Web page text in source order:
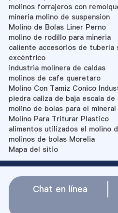
molinos forrajeros con
mineria molino de suspension
Molino de Bolas Liner Perno
molino de rodillo para mineria
caliente accesorios de tubería
excéntrico
industria molinera de caldas
molinos de cafe queretaro
Molino Con Tamiz Conico
piedra caliza de baja escala
molino de bolas para el
Molino Para Triturar Plastico
alimentos utilizados el molino
molinos de bolas Morelia
Mapa del sitio
Chat en línea